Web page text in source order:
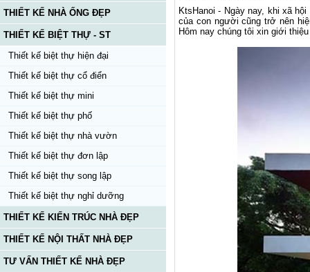
THIẾT KẾ NHÀ ỐNG ĐẸP
THIẾT KẾ BIỆT THỰ - ST
Thiết kế biệt thự hiện đại
Thiết kế biệt thự cổ điển
Thiết kế biệt thự mini
Thiết kế biệt thự phố
Thiết kế biệt thự nhà vườn
Thiết kế biệt thự đơn lập
Thiết kế biệt thự song lập
Thiết kế biệt thự nghỉ dưỡng
THIẾT KẾ KIẾN TRÚC NHÀ ĐẸP
THIẾT KẾ NỘI THẤT NHÀ ĐẸP
TƯ VẤN THIẾT KẾ NHÀ ĐẸP
KtsHanoi - Ngày nay, khi xã
của con người cũng trở nên
Hôm nay chúng tôi xin giới